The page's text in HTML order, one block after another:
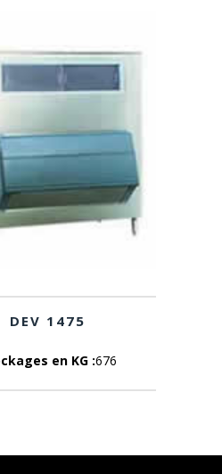
DEV 1475
en KG :676